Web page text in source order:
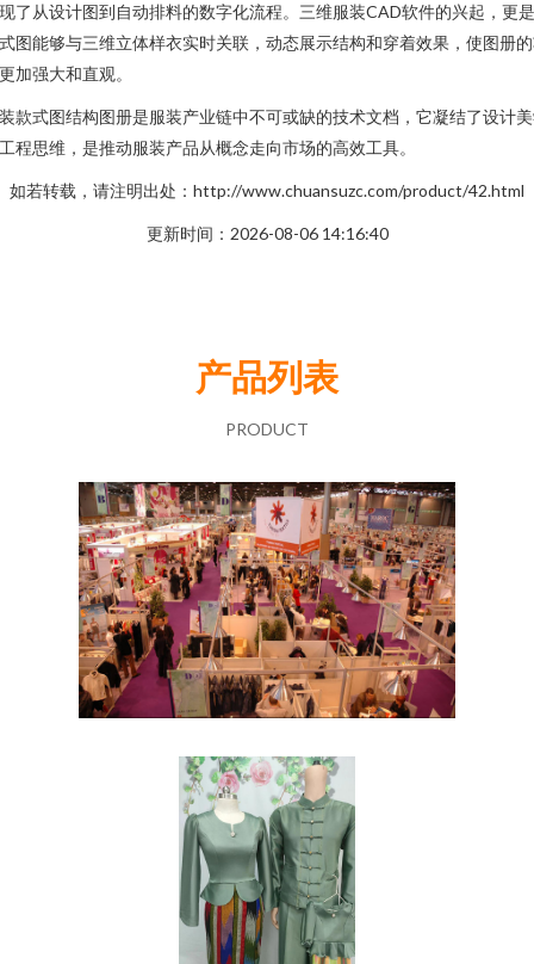
了从设计图到自动排料的数字化流程。三维服装CAD软件的兴起，更
图能够与三维立体样衣实时关联，动态展示结构和穿着效果，使图册
加强大和直观。
款式图结构图册是服装产业链中不可或缺的技术文档，它凝结了设计
程思维，是推动服装产品从概念走向市场的高效工具。
如若转载，请注明出处：http://www.chuansuzc.com/product/42.html
更新时间：2026-08-06 14:16:40
产品列表
PRODUCT